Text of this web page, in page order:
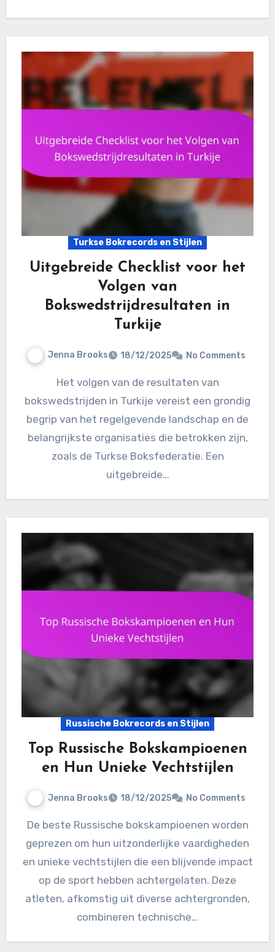
Turkse Bokrecords en Stijlen
Uitgebreide Checklist voor het
Volgen van
Bokswedstrijdresultaten in
Turkije
Jenna Brooks 18/12/2025 No Comments
Het volgen van de resultaten van
bokswedstrijden in Turkije vereist een grondig
begrip van het regelgevende landschap en de
belangrijkste organisaties die betrokken zijn,
zoals de Turkse Boksfederatie. Een
uitgebreide…
Russische Bokrecords en Stijlen
Top Russische Bokskampioenen
en Hun Unieke Vechtstijlen
Jenna Brooks 18/12/2025 No Comments
De beste Russische bokskampioenen worden
geprezen om hun uitzonderlijke vaardigheden
en unieke vechtstijlen die een blijvende impact
op de sport hebben achtergelaten. Deze
atleten, afkomstig uit diverse achtergronden,
combineren technische…